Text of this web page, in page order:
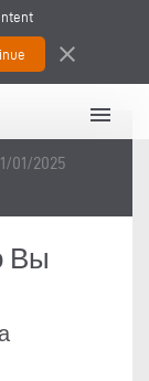
close
menu
01/2025
Вы